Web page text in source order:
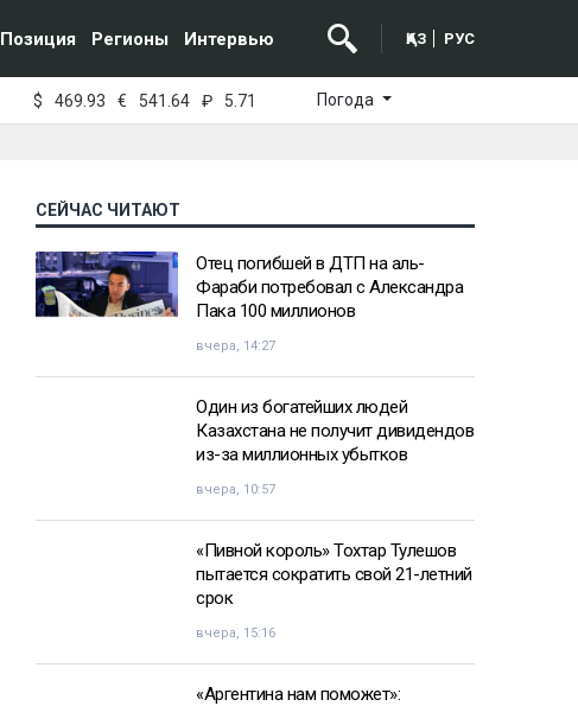
Позиция Регионы Интервью ҚАЗ РУС
$ 469.93 € 541.64 ₽ 5.71 Погода
СЕЙЧАС ЧИТАЮТ
Отец погибшей в ДТП на аль-
Фараби потребовал с Александра
Пака 100 миллионов
вчера, 14:27
Один из богатейших людей
Казахстана не получит дивидендов
из-за миллионных убытков
вчера, 10:57
«Пивной король» Тохтар Тулешов
пытается сократить свой 21-летний
срок
вчера, 15:16
«Аргентина нам поможет»: